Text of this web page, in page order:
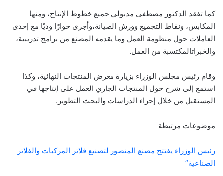
كما تفقد الدكتور مصطفى مدبولي جميع خطوط الإنتاج، ومنها
المكابس، ونقاط التجميع وورش الصيانة،وأجرى حوارًا وديًا مع إحدى
العاملات حول منظومة العمل وما يقدمه المصنع من برامج تدريبية،
والخبراتالمكتسبة من العمل.
وقام رئيس مجلس الوزراء بزيارة معرض المنتجات النهائية، وكذا
استمع إلى شرح حول المنتجات الجاري العمل على إنتاجها في
المستقبل من خلال إجراء الدراسات والبحث التطوير .
موضوعات مرتبطة
رئيس الوزراء يفتتح مصنع المنصور لتصنيع فلاتر المركبات والفلاتر
الصناعية”